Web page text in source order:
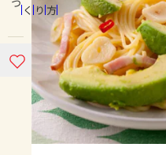
ホーム
コンテンツ
レシピ
きゅうり なす
ピーマン
みょう
つくり方